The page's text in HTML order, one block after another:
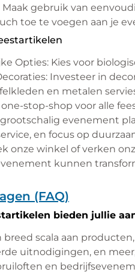
Maak gebruik van
toe te voegen aan je
Opties: Kies voor
Investeer in
en metalen
stop-shop voor alle
evenement
en focus op
onze winkel of verken
kunnen
(FAQ)
bieden jullie
scala aan
uitnodigingen, en
en